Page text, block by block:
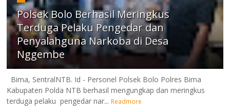
Polsek Bolo Berhasil Meringkus
Terduga Pelaku Pengedar dan
Penyalahguna Narkoba di Desa
Nggembe
Bima, SentralNTB. Id - Personel Polsek Bolo Polres Bima
Kabupaten Polda NTB berhasil mengungkap dan meringkus
terduga pelaku pengedar nar... Readmore